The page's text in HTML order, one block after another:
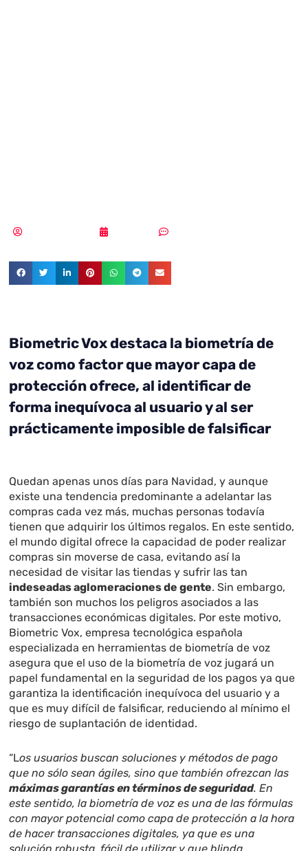
Biometric Vox destaca la biometría de
voz como factor que mayor capa de
protección ofrece, al identificar de
forma inequívoca al usuario y al ser
prácticamente imposible de falsificar
Quedan apenas unos días para Navidad, y aunque
existe una tendencia predominante a adelantar las
compras cada vez más, muchas personas todavía
tienen que adquirir los últimos regalos. En este sentido,
el mundo digital ofrece la capacidad de poder realizar
compras sin moverse de casa, evitando así la
necesidad de visitar las tiendas y sufrir las tan
indeseadas aglomeraciones de gente. Sin embargo,
también son muchos los peligros asociados a las
transacciones económicas digitales. Por este motivo,
Biometric Vox, empresa tecnológica española
especializada en herramientas de biometría de voz
asegura que el uso de la biometría de voz jugará un
papel fundamental en la seguridad de los pagos ya que
garantiza la identificación inequívoca del usuario y a
que es muy difícil de falsificar, reduciendo al mínimo el
riesgo de suplantación de identidad.
“Los usuarios buscan soluciones y métodos de pago
que no sólo sean ágiles, sino que también ofrezcan las
máximas garantías en términos de seguridad. En
este sentido, la biometría de voz es una de las fórmulas
con mayor potencial como capa de protección a la hora
de hacer transacciones digitales, ya que es una